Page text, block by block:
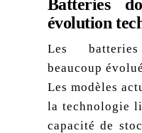
Batteries
évolution
Les
beaucoup
Les modèles
la technologie
capacité de